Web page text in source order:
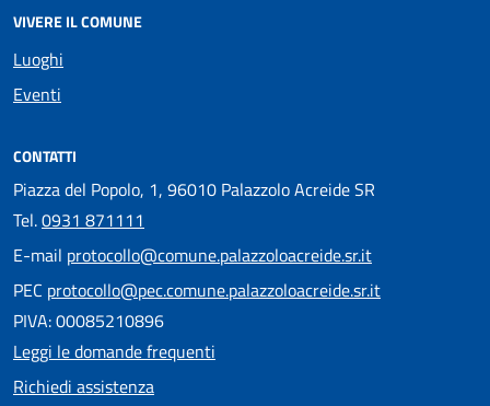
VIVERE IL COMUNE
Luoghi
Eventi
CONTATTI
Piazza del Popolo, 1, 96010 Palazzolo Acreide SR
Tel.0931 871111
E-mail protocollo@comune.palazzoloacreide.sr.it
PEC protocollo@pec.comune.palazzoloacreide.sr.it
PIVA: 00085210896
Leggi le domande frequenti
Richiedi assistenza